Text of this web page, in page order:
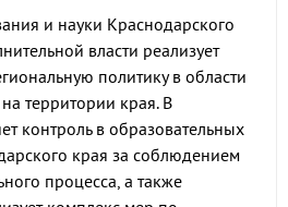
и науки Краснодарского
власти реализует
политику в области
территории края. В
контроль в образовательных
края за соблюдением
процесса, а также